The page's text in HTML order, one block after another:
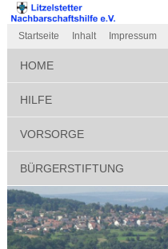
Startseite Inhalt Impressum
HOME
HILFE
VORSORGE
BÜRGERSTIFTUNG